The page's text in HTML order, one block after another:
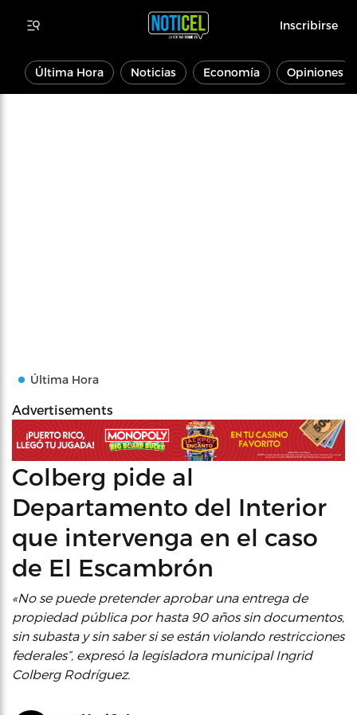
Inscribirse
Última Hora Noticias Economía Opiniones
Última Hora
Advertisements
Colberg pide al
Departamento del Interior
que intervenga en el caso
de El Escambrón
«No se puede pretender aprobar una entrega de
propiedad pública por hasta 90 años sin documentos,
sin subasta y sin saber si se están violando restricciones
federales”, expresó la legisladora municipal Ingrid
Colberg Rodríguez.